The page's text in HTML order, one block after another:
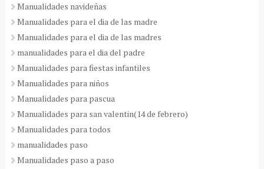
Manualidades navideñas
Manualidades para el dia de las madre
Manualidades para el dia de las madres
manualidades para el dia del padre
Manualidades para fiestas infantiles
Manualidades para niños
Manualidades para pascua
Manualidades para san valentin(14 de febrero)
Manualidades para todos
manualidades paso
Manualidades paso a paso